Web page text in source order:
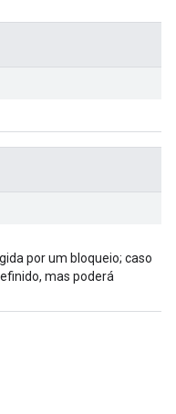
por um bloqueio; caso
mas poderá